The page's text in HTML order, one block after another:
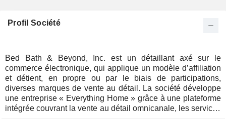
Profil Société
Bed Bath & Beyond, Inc. est un détaillant axé sur le
commerce électronique, qui applique un modèle d’affiliation
et détient, en propre ou par le biais de participations,
diverses marques de vente au détail. La société développe
une entreprise « Everything Home » grâce à une plateforme
intégrée couvrant la vente au détail omnicanale, les services